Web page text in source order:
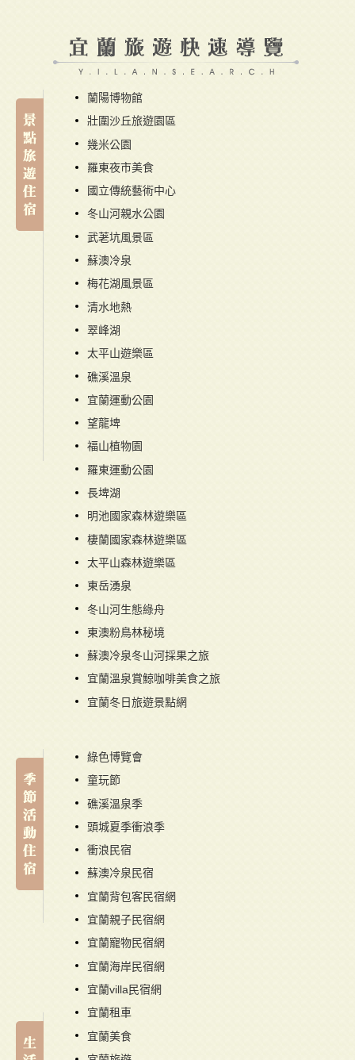
蘭陽博物館
壯圍沙丘旅遊園區
幾米公園
羅東夜市美食
國立傳統藝術中心
冬山河親水公園
武荖坑風景區
蘇澳冷泉
梅花湖風景區
清水地熱
翠峰湖
太平山遊樂區
礁溪溫泉
宜蘭運動公園
望龍埤
福山植物園
羅東運動公園
長埤湖
明池國家森林遊樂區
棲蘭國家森林遊樂區
太平山森林遊樂區
東岳湧泉
冬山河生態綠舟
東澳粉鳥林秘境
蘇澳冷泉冬山河採果之旅
宜蘭溫泉賞鯨咖啡美食之旅
宜蘭冬日旅遊景點網
綠色博覽會
童玩節
礁溪溫泉季
頭城夏季衝浪季
衝浪民宿
蘇澳冷泉民宿
宜蘭背包客民宿網
宜蘭親子民宿網
宜蘭寵物民宿網
宜蘭海岸民宿網
宜蘭villa民宿網
宜蘭租車
宜蘭美食